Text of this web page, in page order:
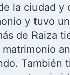
la ciudad y
y tuvo
de Raiza
También